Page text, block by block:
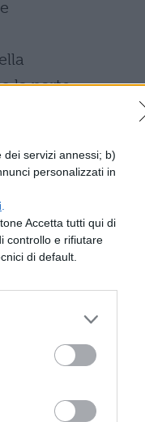
servizi annessi; b)
personalizzati in
Accetta tutti qui di
controllo e rifiutare
di default.
la parte
a
la